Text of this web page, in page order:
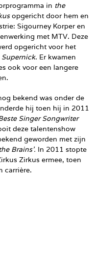
in the
opgericht door hem en
Sigourney Korper en
met MTV. Deze
opgericht voor het
Supernick. Er kwamen
ook voor een langere
bekend was onder de
hij toen hij in 2011
Singer Songwriter
deze talentenshow
geworden met zijn
Brains’. In 2011 stopte
Zirkus ermee, toen
carrière.